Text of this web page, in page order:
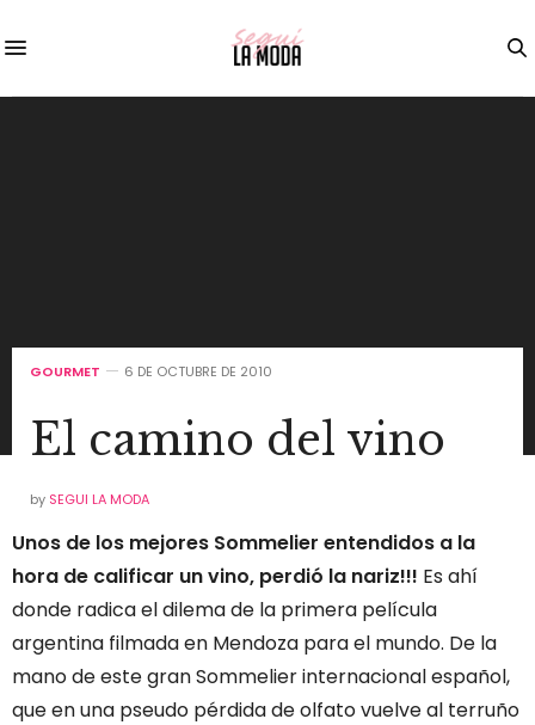
GOURMET 6 DE OCTUBRE DE 2010
El camino del vino
by SEGUI LA MODA
Unos de los mejores Sommelier entendidos a la
hora de calificar un vino, perdió la nariz!!! Es ahí
donde radica el dilema de la primera película
argentina filmada en Mendoza para el mundo. De la
mano de este gran Sommelier internacional español,
que en una pseudo pérdida de olfato vuelve al terruño